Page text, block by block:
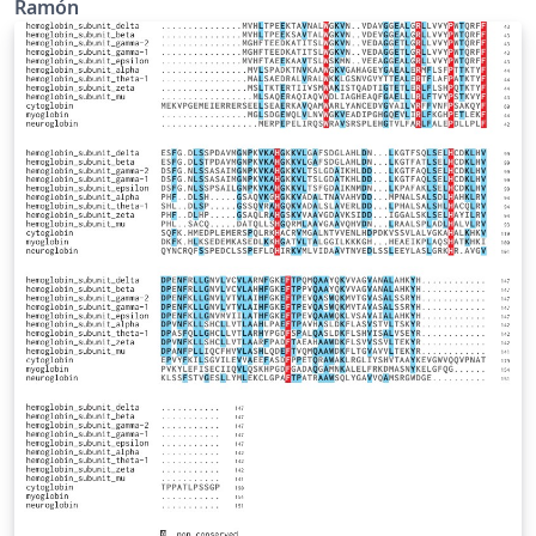
la Tercera Sesión del Congreso Nacional del Pueblo y
fue izada oficialmente el 1 de julio de 1997, en una
ceremonia en la cual la soberanía de Hong Kong pasó
del Reino Unido a China. El color de fondo de la
Hong Kong debe ser igual al rojo de la bandera
nacional, para lo cual se usó el color HTML expresado
como #CF142B. El símbolo que está en la bandera, es el
de la flor nacional local, similar a la orquídea, del árbol
"Bauhinia blakeana". Esta "orquídea" estilizada está
inscrita en una circunferencia que debe abarcar el 60%
del alto de la bandera y ubicada en su centro
geométrico y cada "pétalo" debe llevar una estrella de 5
puntas con una inclinación de 25 grados. La relación
alto/largo de la bandera es 3:2 y su esquema de
construcción aproximado aparece en el enlace
HKSARFlagConstructionSheet.svg. Una mitad de cada
pétalo es un semicírculo, mientras que la otra mitad
Ramón